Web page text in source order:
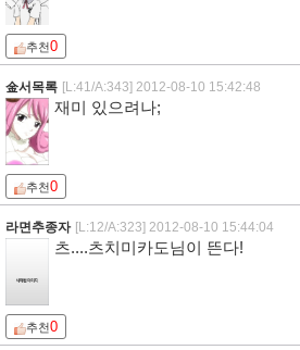
추천0
金서목록 [L:41/A:343] 2012-08-10 15:42:48
재미 있으려나;
추천0
라면추종자 [L:12/A:323] 2012-08-10 15:44:04
츠....츠치미카도님이 뜬다!
추천0